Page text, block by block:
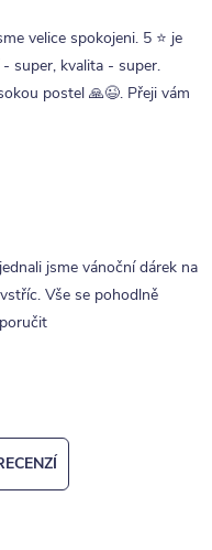
velice spokojeni. 5 ⭐ je
super, kvalita - super.
postel 🙏😉. Přeji vám
jsme vánoční dárek na
Vše se pohodlně